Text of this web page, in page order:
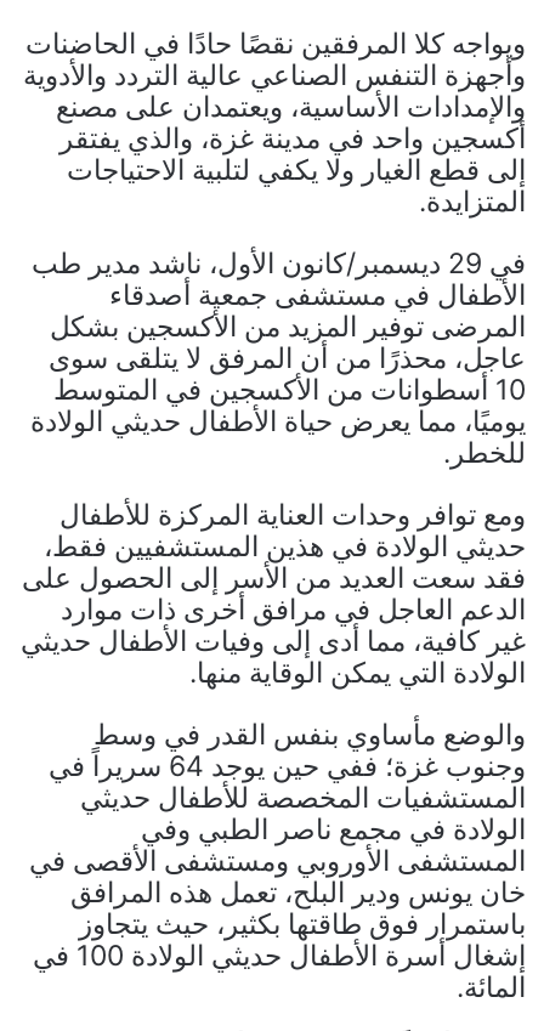
ويواجه كلا المرفقين نقصًا حادًا في الحاضنات
وأجهزة التنفس الصناعي عالية التردد والأدوية
والإمدادات الأساسية، ويعتمدان على مصنع
أكسجين واحد في مدينة غزة، والذي يفتقر
إلى قطع الغيار ولا يكفي لتلبية الاحتياجات
المتزايدة.
في 29 ديسمبر/كانون الأول، ناشد مدير طب
الأطفال في مستشفى جمعية أصدقاء
المرضى توفير المزيد من الأكسجين بشكل
عاجل، محذرًا من أن المرفق لا يتلقى سوى
10 أسطوانات من الأكسجين في المتوسط ​​
يوميًا، مما يعرض حياة الأطفال حديثي الولادة
للخطر.
ومع توافر وحدات العناية المركزة للأطفال
حديثي الولادة في هذين المستشفيين فقط،
فقد سعت العديد من الأسر إلى الحصول على
الدعم العاجل في مرافق أخرى ذات موارد
غير كافية، مما أدى إلى وفيات الأطفال حديثي
الولادة التي يمكن الوقاية منها.
والوضع مأساوي بنفس القدر في وسط
وجنوب غزة؛ ففي حين يوجد 64 سريراً في
المستشفيات المخصصة للأطفال حديثي
الولادة في مجمع ناصر الطبي وفي
المستشفى الأوروبي ومستشفى الأقصى في
خان يونس ودير البلح، تعمل هذه المرافق
باستمرار فوق طاقتها بكثير، حيث يتجاوز
إشغال أسرة الأطفال حديثي الولادة 100 في
المائة.